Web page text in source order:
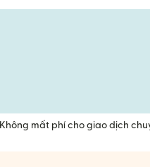
Không mất phí cho giao dịch